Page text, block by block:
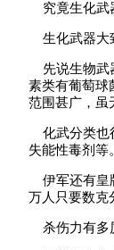
究竟生化武
生化武器大
先说生物武
素类有葡萄球
范围甚广，虽
化武分类也
失能性毒剂等
伊军还有皇
万人只要数克
杀伤力有多